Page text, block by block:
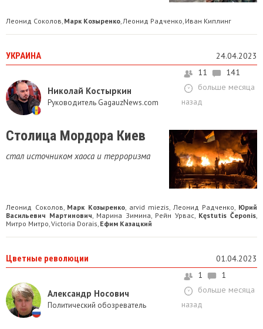
Леонид Соколов, Марк Козыренко, Леонид Радченко, Иван Киплинг
УКРАИНА 24.04.2023
Николай Костыркин
Руководитель GagauzNews.com
11
141
больше месяца
назад
Столица Мордора Киев
стал источником хаоса и терроризма
Леонид Соколов, Марк Козыренко, arvid miezis, Леонид Радченко, Юрий
Васильевич Мартинович, Марина Зимина, Рейн Урвас, Kęstutis Čeponis,
Митро Митро,Victoria Dorais, Ефим Казацкий
Цветные революции 01.04.2023
Александр Носович
Политический обозреватель
1
1
больше месяца
назад